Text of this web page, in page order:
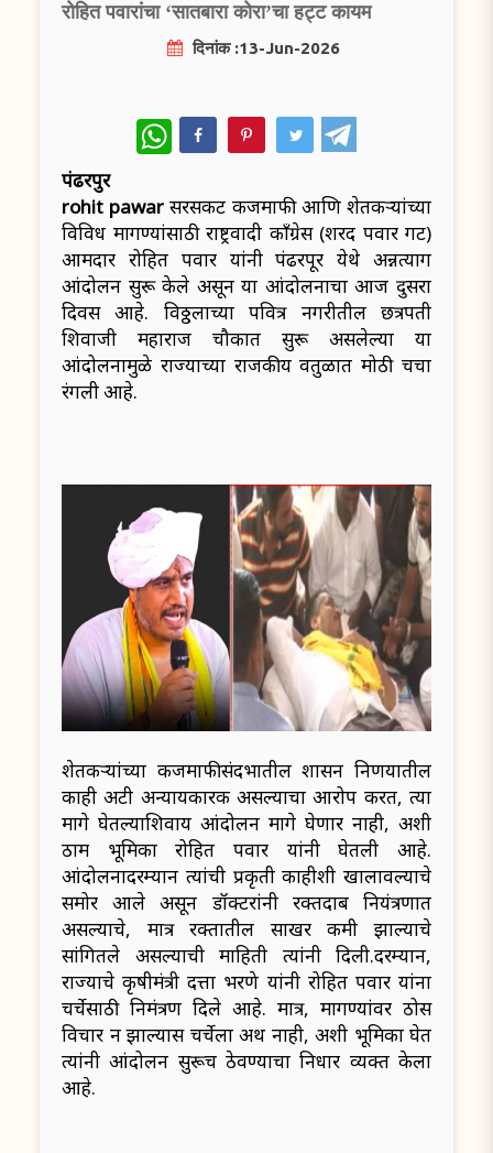
रोहित पवारांचा ‘सातबारा कोरा’चा हट्ट कायम
दिनांक :13-Jun-2026
WhatsApp
पंढरपुर
rohit pawar सरसकट कर्जमाफी आणि शेतकऱ्यांच्या
विविध मागण्यांसाठी राष्ट्रवादी काँग्रेस (शरद पवार गट)
आमदार रोहित पवार यांनी पंढरपूर येथे अन्नत्याग
आंदोलन सुरू केले असून या आंदोलनाचा आज दुसरा
दिवस आहे. विठ्ठलाच्या पवित्र नगरीतील छत्रपती
शिवाजी महाराज चौकात सुरू असलेल्या या
आंदोलनामुळे राज्याच्या राजकीय वर्तुळात मोठी चर्चा
रंगली आहे.
शेतकऱ्यांच्या कर्जमाफीसंदर्भातील शासन निर्णयातील
काही अटी अन्यायकारक असल्याचा आरोप करत, त्या
मागे घेतल्याशिवाय आंदोलन मागे घेणार नाही, अशी
ठाम भूमिका रोहित पवार यांनी घेतली आहे.
आंदोलनादरम्यान त्यांची प्रकृती काहीशी खालावल्याचे
समोर आले असून डॉक्टरांनी रक्तदाब नियंत्रणात
असल्याचे, मात्र रक्तातील साखर कमी झाल्याचे
सांगितले असल्याची माहिती त्यांनी दिली.दरम्यान,
राज्याचे कृषीमंत्री दत्ता भरणे यांनी रोहित पवार यांना
चर्चेसाठी निमंत्रण दिले आहे. मात्र, मागण्यांवर ठोस
विचार न झाल्यास चर्चेला अर्थ नाही, अशी भूमिका घेत
त्यांनी आंदोलन सुरूच ठेवण्याचा निर्धार व्यक्त केला
आहे.